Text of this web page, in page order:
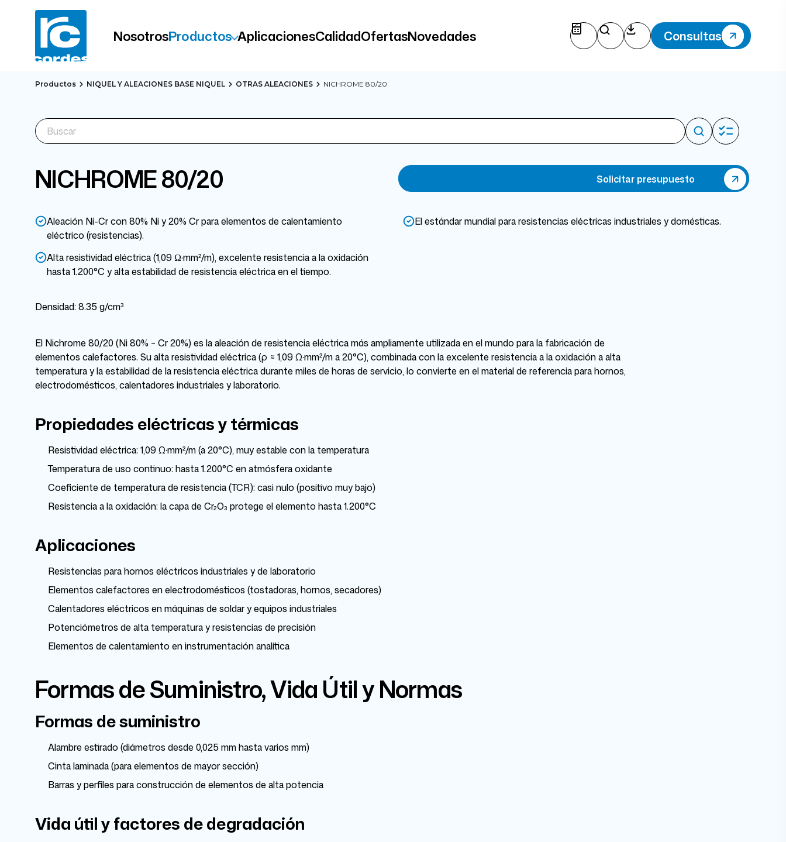
NosotrosProductos AplicacionesCalidadOfertasNovedades Consultas
Productos NIQUEL Y ALEACIONES BASE NIQUEL OTRAS ALEACIONES NICHROME 80/20
NICHROME 80/20
Aleación Ni-Cr con 80% Ni y 20% Cr para elementos de calentamiento
eléctrico (resistencias).
Alta resistividad eléctrica (1,09 Ω·mm²/m), excelente resistencia a la oxidación
hasta 1.200°C y alta estabilidad de resistencia eléctrica en el tiempo.
El estándar mundial para resistencias eléctricas industriales y domésticas.
Densidad: 8.35 g/cm³
Solicitar presupuesto
El Nichrome 80/20 (Ni 80% – Cr 20%) es la aleación de resistencia eléctrica más ampliamente utilizada en el mundo para la fabricación de
elementos calefactores. Su alta resistividad eléctrica (ρ ≈ 1,09 Ω·mm²/m a 20°C), combinada con la excelente resistencia a la oxidación a alta
temperatura y la estabilidad de la resistencia eléctrica durante miles de horas de servicio, lo convierte en el material de referencia para hornos,
electrodomésticos, calentadores industriales y laboratorio.
Propiedades eléctricas y térmicas
Resistividad eléctrica: 1,09 Ω·mm²/m (a 20°C), muy estable con la temperatura
Temperatura de uso continuo: hasta 1.200°C en atmósfera oxidante
Coeficiente de temperatura de resistencia (TCR): casi nulo (positivo muy bajo)
Resistencia a la oxidación: la capa de Cr₂O₃ protege el elemento hasta 1.200°C
Aplicaciones
Resistencias para hornos eléctricos industriales y de laboratorio
Elementos calefactores en electrodomésticos (tostadoras, hornos, secadores)
Calentadores eléctricos en máquinas de soldar y equipos industriales
Potenciómetros de alta temperatura y resistencias de precisión
Elementos de calentamiento en instrumentación analítica
Formas de Suministro, Vida Útil y Normas
Formas de suministro
Alambre estirado (diámetros desde 0,025 mm hasta varios mm)
Cinta laminada (para elementos de mayor sección)
Barras y perfiles para construcción de elementos de alta potencia
Vida útil y factores de degradación